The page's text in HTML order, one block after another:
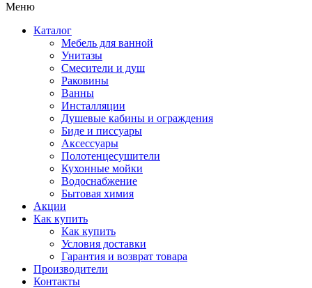
Меню
Каталог
Мебель для ванной
Унитазы
Смесители и душ
Раковины
Ванны
Инсталляции
Душевые кабины и ограждения
Биде и писсуары
Аксессуары
Полотенцесушители
Кухонные мойки
Водоснабжение
Бытовая химия
Акции
Как купить
Как купить
Условия доставки
Гарантия и возврат товара
Производители
Контакты